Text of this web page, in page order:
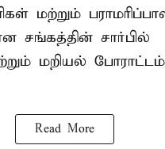
மற்றும்
சங்கத்தின் சார்பில்
மறியல் போராட்டம்
Read More